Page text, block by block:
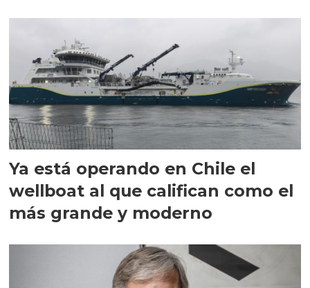
Ya está operando en Chile el
wellboat al que califican como el
más grande y moderno